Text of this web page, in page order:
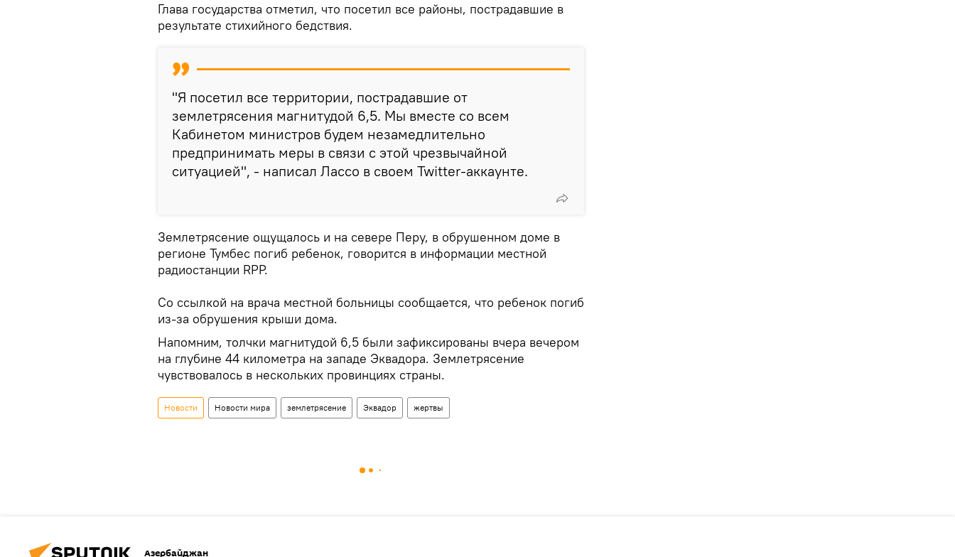
Глава государства отметил, что посетил все районы, пострадавшие в
результате стихийного бедствия.
"Я посетил все территории, пострадавшие от
землетрясения магнитудой 6,5. Мы вместе со всем
Кабинетом министров будем незамедлительно
предпринимать меры в связи с этой чрезвычайной
ситуацией", - написал Лассо в своем Twitter-аккаунте.
Землетрясение ощущалось и на севере Перу, в обрушенном доме в
регионе Тумбес погиб ребенок, говорится в информации местной
радиостанции RPP.
Со ссылкой на врача местной больницы сообщается, что ребенок погиб
из-за обрушения крыши дома.
Напомним, толчки магнитудой 6,5 были зафиксированы вчера вечером
на глубине 44 километра на западе Эквадора. Землетрясение
чувствовалось в нескольких провинциях страны.
Новости Новости мира землетрясение Эквадор жертвы
Азербайджан